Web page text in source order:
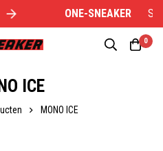
ONE-SNEAKER
0
ICE
MONO ICE